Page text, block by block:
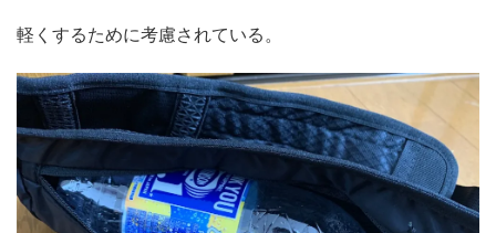
軽くするために考慮されている。